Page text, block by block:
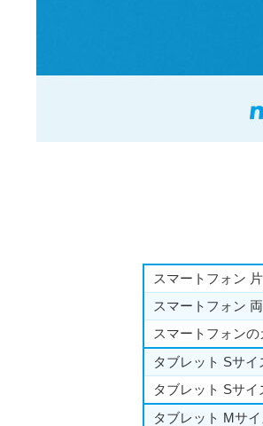
スマートフォン
スマートフォン
スマートフォン
タブレット Sサイ
タブレット Sサイ
タブレット Mサ